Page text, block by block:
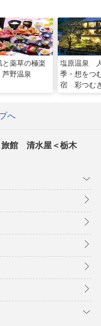
と薬草の極楽
野温泉
塩原温泉
季・想をつ
宿 彩つむ
へ
館 清水屋＜栃木